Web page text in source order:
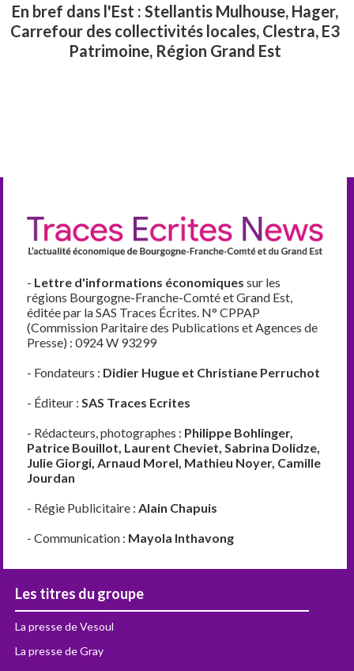
En bref dans l'Est : Stellantis Mulhouse, Hager,
Carrefour des collectivités locales, Clestra, E3
Patrimoine, Région Grand Est
- Lettre d'informations économiques sur les
régions Bourgogne-Franche-Comté et Grand Est,
éditée par la SAS Traces Écrites. N° CPPAP
(Commission Paritaire des Publications et Agences de
Presse) : 0924 W 93299
- Fondateurs : Didier Hugue et Christiane Perruchot
- Éditeur :SAS Traces Ecrites
- Rédacteurs, photographes : Philippe Bohlinger,
Patrice Bouillot, Laurent Cheviet, Sabrina Dolidze,
Julie Giorgi, Arnaud Morel, Mathieu Noyer, Camille
Jourdan
- Régie Publicitaire :Alain Chapuis
- Communication : Mayola Inthavong
Les titres du groupe
La presse de Vesoul
La presse de Gray